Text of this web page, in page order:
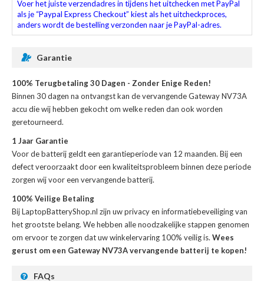
Voer het juiste verzendadres in tijdens het uitchecken met PayPal
als je “Paypal Express Checkout” kiest als het uitcheckproces,
anders wordt de bestelling verzonden naar je PayPal-adres.
Garantie
100% Terugbetaling 30 Dagen - Zonder Enige Reden!
Binnen 30 dagen na ontvangst kan devervangende Gateway NV73A
accu die wij hebben gekocht om welke reden dan ook worden
geretourneerd.
1 Jaar Garantie
Voor debatterij geldt een garantieperiode van 12 maanden. Bij een
defect veroorzaakt door een kwaliteitsprobleem binnen deze periode
zorgen wij voor een vervangende batterij.
100% Veilige Betaling
Bij LaptopBatteryShop.nl zijn uw privacy en informatiebeveiliging van
het grootste belang. We hebben alle noodzakelijke stappen genomen
om ervoor te zorgen dat uw winkelervaring 100% veilig is. Wees
gerust om een Gateway NV73A vervangende batterij te kopen!
FAQs